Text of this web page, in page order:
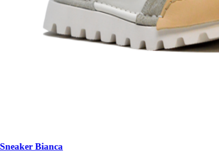
Bianca